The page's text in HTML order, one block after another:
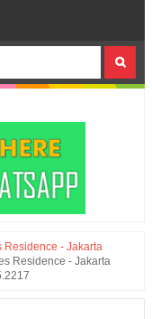
Residence - Jakarta
Residence - Jakarta